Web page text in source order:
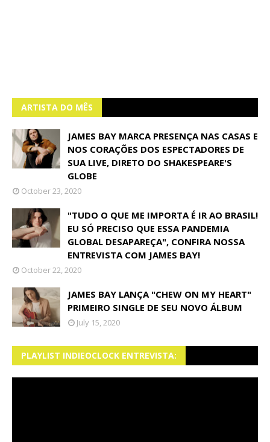
ARTISTA DO MÊS
JAMES BAY MARCA PRESENÇA NAS CASAS E
NOS CORAÇÕES DOS ESPECTADORES DE
SUA LIVE, DIRETO DO SHAKESPEARE'S
GLOBE
October 23, 2020
"TUDO O QUE ME IMPORTA É IR AO BRASIL!
EU SÓ PRECISO QUE ESSA PANDEMIA
GLOBAL DESAPAREÇA", CONFIRA NOSSA
ENTREVISTA COM JAMES BAY!
October 22, 2020
JAMES BAY LANÇA "CHEW ON MY HEART"
PRIMEIRO SINGLE DE SEU NOVO ÁLBUM
July 15, 2020
PLAYLIST INDIEOCLOCK ENTREVISTA: